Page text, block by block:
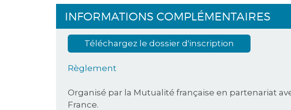
INFORMATIONS COMPLÉMENTAIRES
Téléchargez le dossier d'inscription
Règlement
Organisé par la Mutualité française en partenariat
France.